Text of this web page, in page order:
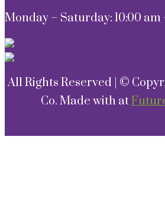
Monday – Saturday: 10:00 am
All Rights Reserved | ©
Co. Made with at